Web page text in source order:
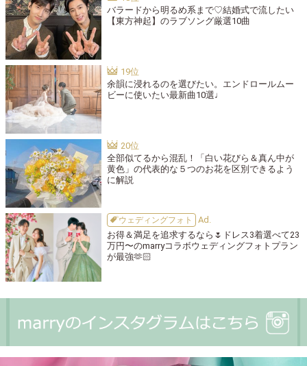
バラードから明るめ系まで♡結婚式で流したい
【東方神起】のラブソング厳選10曲
余韻に浸れるのを選びたい。エンドロールムー
ビーに使いたい最新曲10選♩
全部似てるから混乱！「白い花びら＆真ん中が
黄色」の代表的な５つのお花を区別できるよう
に解説
ウェディングフォト
お得＆満足を追求するなら🌷ドレス3着選べて23
万円〜のmarryコラボウェディングフォトプラン
が最強🫶🏻